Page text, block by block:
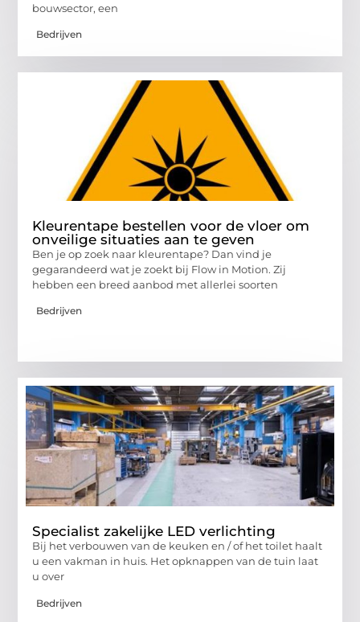
bouwsector, een
Bedrijven
Kleurentape bestellen voor de vloer om
onveilige situaties aan te geven
Ben je op zoek naar kleurentape? Dan vind je
gegarandeerd wat je zoekt bij Flow in Motion. Zij
hebben een breed aanbod met allerlei soorten
Bedrijven
Specialist zakelijke LED verlichting
Bij het verbouwen van de keuken en / of het toilet haalt
u een vakman in huis. Het opknappen van de tuin laat
u over
Bedrijven